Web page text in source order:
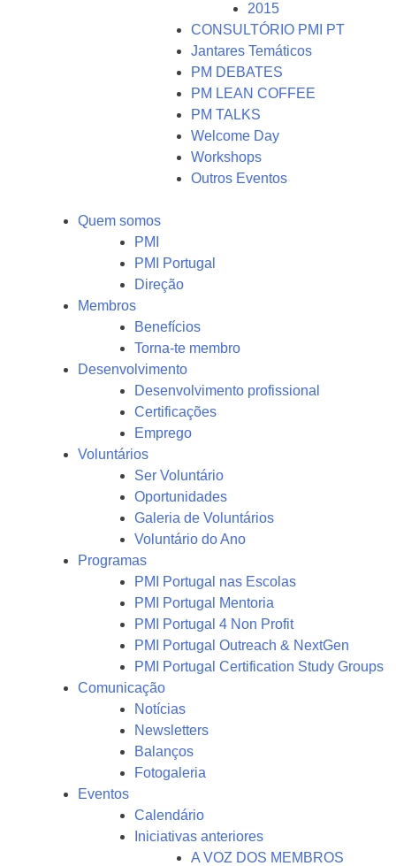
2015
CONSULTÓRIO PMI PT
Jantares Temáticos
PM DEBATES
PM LEAN COFFEE
PM TALKS
Welcome Day
Workshops
Outros Eventos
Quem somos
PMI
PMI Portugal
Direção
Membros
Benefícios
Torna-te membro
Desenvolvimento
Desenvolvimento profissional
Certificações
Emprego
Voluntários
Ser Voluntário
Oportunidades
Galeria de Voluntários
Voluntário do Ano
Programas
PMI Portugal nas Escolas
PMI Portugal Mentoria
PMI Portugal 4 Non Profit
PMI Portugal Outreach & NextGen
PMI Portugal Certification Study Groups
Comunicação
Notícias
Newsletters
Balanços
Fotogaleria
Eventos
Calendário
Iniciativas anteriores
A VOZ DOS MEMBROS